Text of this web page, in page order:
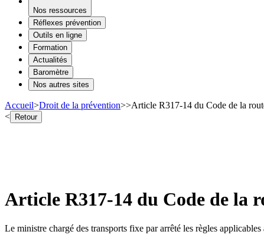
Nos ressources
Réflexes prévention
Outils en ligne
Formation
Actualités
Baromètre
Nos autres sites
Accueil>Droit de la prévention>>Article R317-14 du Code de la
< Retour
Article R317-14 du Code de la
Le ministre chargé des transports fixe par arrêté les règles